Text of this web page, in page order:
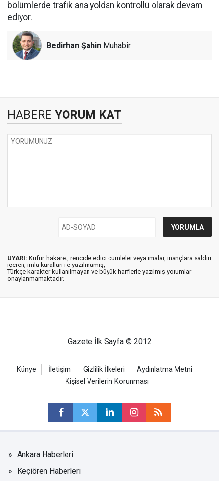
bölümlerde trafik ana yoldan kontrollü olarak devam
ediyor.
Bedirhan Şahin Muhabir
HABERE YORUM KAT
UYARI: Küfür, hakaret, rencide edici cümleler veya imalar, inançlara saldırı
içeren, imla kuralları ile yazılmamış,
Türkçe karakter kullanılmayan ve büyük harflerle yazılmış yorumlar
onaylanmamaktadır.
Gazete İlk Sayfa © 2012
Künye İletişim Gizlilik İlkeleri
Aydınlatma Metni
Kişisel Verilerin Korunması
Ankara Haberleri
Keçiören Haberleri